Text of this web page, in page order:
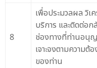
8
เพื่อประมวลผล วิเ
บริการ และติดต่อ
ช่องทางที่ท่านอนุ
เจาะจงตามความต้
ของท่าน